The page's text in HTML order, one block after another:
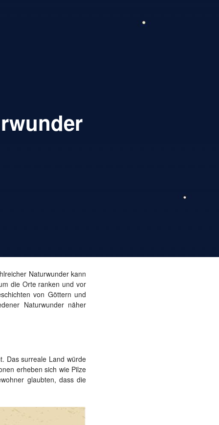
Naturwunder kann
die Orte ranken und vor
von Göttern und
Naturwunder näher
Das surreale Land würde
erheben sich wie Pilze
glaubten, dass die